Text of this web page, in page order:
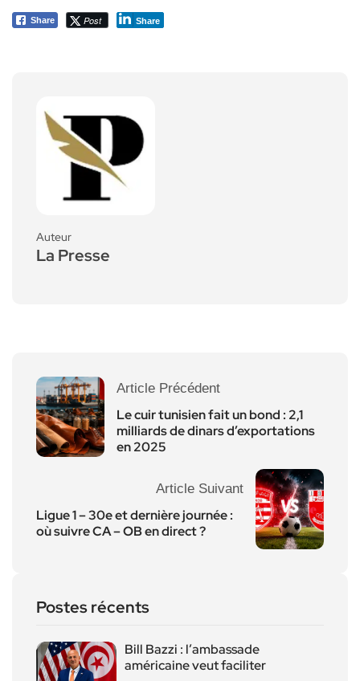
Share Post Share
Auteur
La Presse
Article Précédent
Le cuir tunisien fait un bond : 2,1
milliards de dinars d’exportations
en 2025
Article Suivant
Ligue 1 – 30e et dernière journée :
où suivre CA – OB en direct ?
Postes récents
Bill Bazzi : l’ambassade
américaine veut faciliter